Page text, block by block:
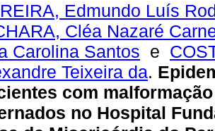
Edmundo Luís
Cléa Nazaré
Carolina Santos e
Teixeira da.
com
no Hospital